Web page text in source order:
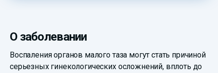
О заболевании
Воспаления органов малого таза могут стать причиной
серьезных гинекологических осложнений, вплоть до